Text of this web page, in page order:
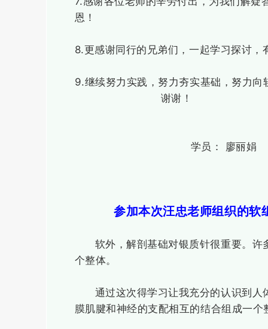
恩！
8.更感谢同行的兄弟们，一起学习探讨，
9.继续努力实践，努力夯实基础，努力向
谢谢！
学员： 廖丽娟
参加本次汪忠老师组织的软
软外，解剖基础对银质针很重要。
个整体。
通过这次得学习让我充分的认识到
膜肌腱和神经的支配相互的结合组成一